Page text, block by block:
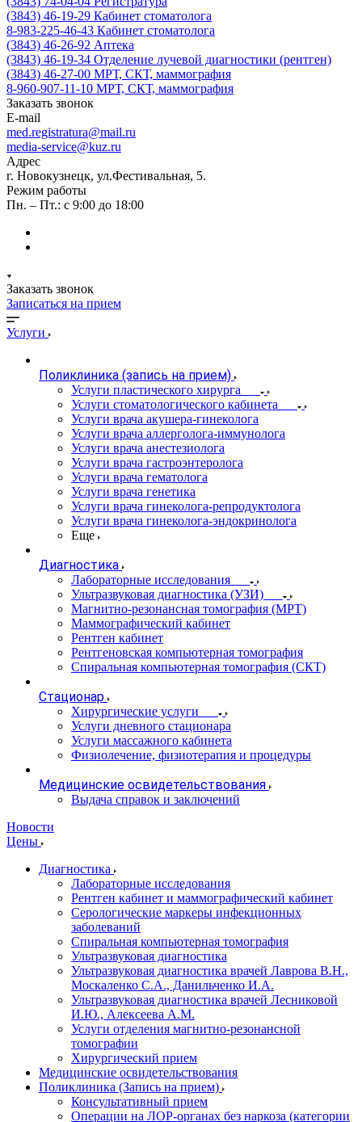
(3843) 46-19-29 Кабинет стоматолога
8-983-225-46-43 Кабинет стоматолога
(3843) 46-26-92 Аптека
(3843) 46-19-34 Отделение лучевой диагностики (рентген)
(3843) 46-27-00 МРТ, СКТ, маммография
8-960-907-11-10 МРТ, СКТ, маммография
Заказать звонок
E-mail
med.registratura@mail.ru
media-service@kuz.ru
Адрес
г. Новокузнецк, ул.Фестивальная, 5.
Режим работы
Пн. – Пт.: с 9:00 до 18:00
Заказать звонок
Записаться на прием
Услуги
Поликлиника (запись на прием)
Услуги пластического хирурга
Услуги стоматологического кабинета
Услуги врача акушера-гинеколога
Услуги врача аллерголога-иммунолога
Услуги врача анестезиолога
Услуги врача гастроэнтеролога
Услуги врача гематолога
Услуги врача генетика
Услуги врача гинеколога-репродуктолога
Услуги врача гинеколога-эндокринолога
Еще
Диагностика
Лабораторные исследования
Ультразвуковая диагностика (УЗИ)
Магнитно-резонансная томография (МРТ)
Маммографический кабинет
Рентген кабинет
Рентгеновская компьютерная томография
Спиральная компьютерная томография (СКТ)
Стационар
Хирургические услуги
Услуги дневного стационара
Услуги массажного кабинета
Физиолечение, физиотерапия и процедуры
Медицинские освидетельствования
Выдача справок и заключений
Новости
Цены
Диагностика
Лабораторные исследования
Рентген кабинет и маммографический кабинет
Серологические маркеры инфекционных
заболеваний
Спиральная компьютерная томография
Ультразвуковая диагностика
Ультразвуковая диагностика врачей Лаврова В.Н.,
Москаленко С.А., Данильченко И.А.
Ультразвуковая диагностика врачей Лесниковой
И.Ю., Алексеева А.М.
Услуги отделения магнитно-резонансной
томографии
Хирургический прием
Медицинские освидетельствования
Поликлиника (Запись на прием)
Консультативный прием
Операции на ЛОР-органах без наркоза (категории